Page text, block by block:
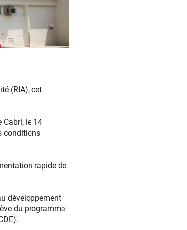
(RIA), cet
Cabri, le 14
conditions
rapide de
développement
du programme